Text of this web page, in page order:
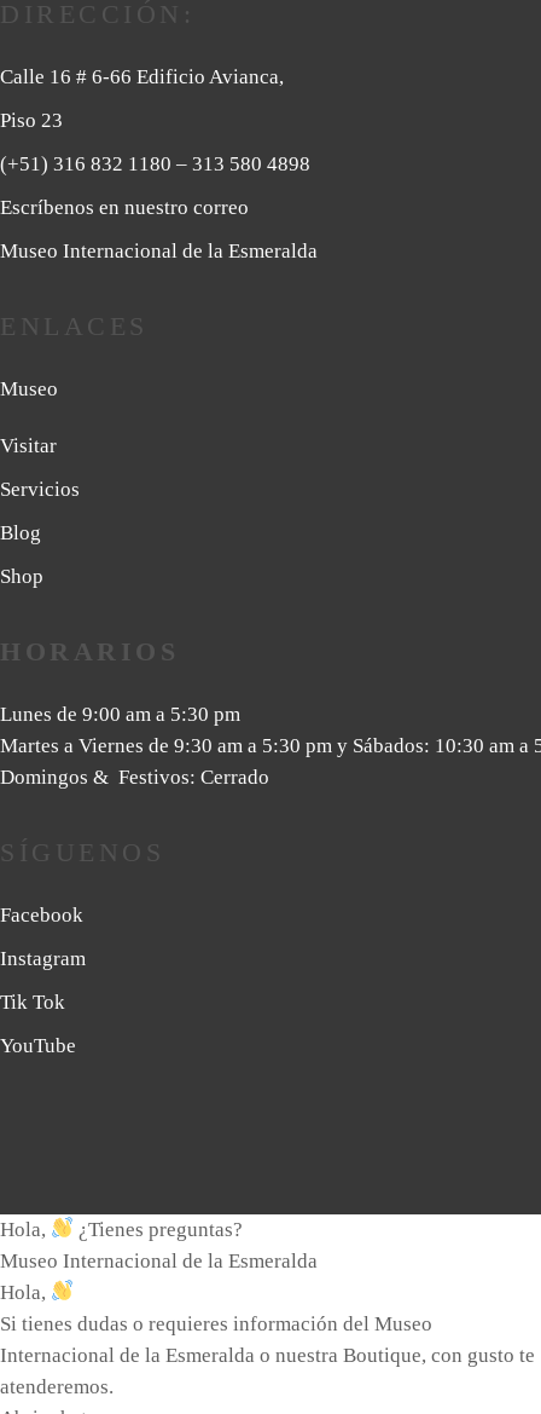
DIRECCIÓN:
Calle 16 # 6-66 Edificio Avianca,
Piso 23
(+51) 316 832 1180 – 313 580 4898
Escríbenos en nuestro correo
Museo Internacional de la Esmeralda
ENLACES
Museo
Visitar
Servicios
Blog
Shop
HORARIOS
Lunes de 9:00 am a 5:30 pm
Martes a Viernes de 9:30 am a 5:30 pm y Sábados: 10:30 am a
Domingos & Festivos: Cerrado
SÍGUENOS
Facebook
Instagram
Tik Tok
YouTube
Hola,
¿Tienes preguntas?
Museo Internacional de la Esmeralda
Hola,
Si tienes dudas o requieres información del Museo
Internacional de la Esmeralda o nuestra Boutique, con gusto te
atenderemos.